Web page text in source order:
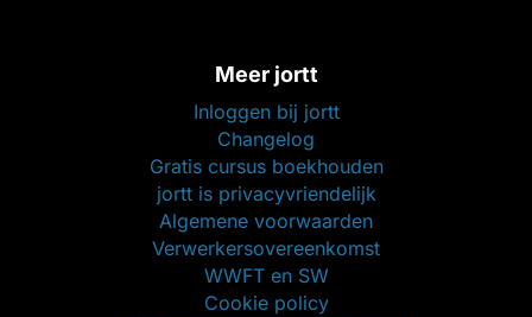
Meer jortt
Inloggen bij jortt
Changelog
Gratis cursus boekhouden
jortt is privacyvriendelijk
Algemene voorwaarden
Verwerkersovereenkomst
WWFT en SW
Cookie policy